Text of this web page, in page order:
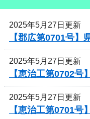
2025年5月27日更新
【郡広第0701号
2025年5月27日更新
【恵治工第0702
2025年5月27日更新
【恵治工第0701